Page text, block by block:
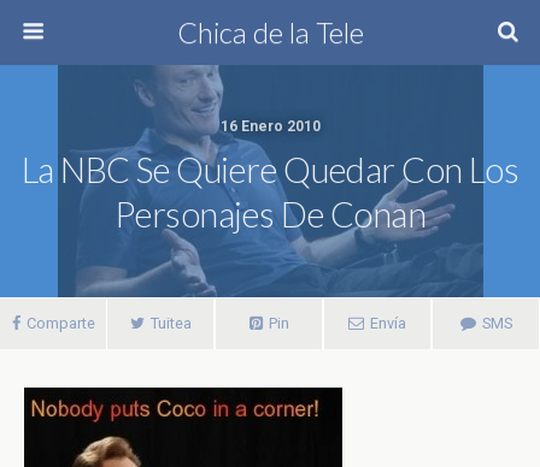
Chica de la Tele
16 Enero 2010
La NBC Se Quiere Quedar Con Los
Personajes De Conan
Comparte Tuitea Pin Envía SMS